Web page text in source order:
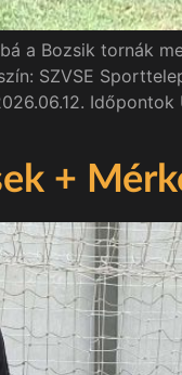
a Bozsik tornák
SZVSE
+